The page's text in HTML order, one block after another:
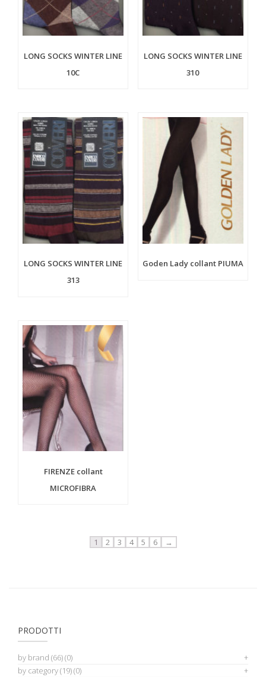
LONG SOCKS WINTER LINE
10C
LONG SOCKS WINTER LINE
310
LONG SOCKS WINTER LINE
313
Goden Lady collant PIUMA
FIRENZE collant
MICROFIBRA
1 2 3 4 5 6 →
PRODOTTI
by brand (66)(0)
by category(19)(0)